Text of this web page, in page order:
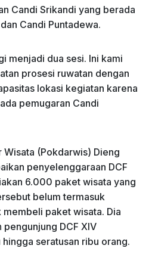
Candi Srikandi yang berada
Candi Puntadewa.
menjadi dua sesi. Ini kami
prosesi ruwatan dengan
lokasi kegiatan karena
pemugaran Candi
Wisata (Pokdarwis) Dieng
penyelenggaraan DCF
6.000 paket wisata yang
belum termasuk
paket wisata. Dia
DCF XIV
seratusan ribu orang.